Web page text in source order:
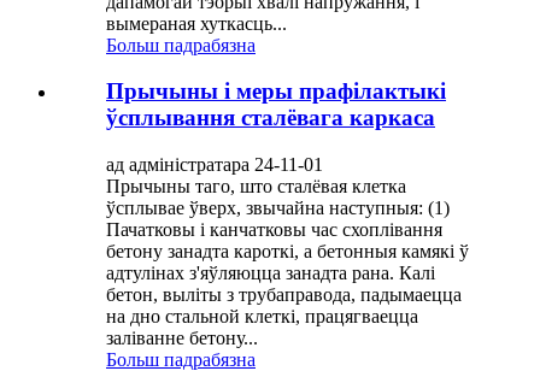
вымераная хуткасць...
Больш падрабязна
Прычыны і меры прафілактыкі
ўсплывання сталёвага каркаса
ад адміністратара 24-11-01
Прычыны таго, што сталёвая клетка
ўсплывае ўверх, звычайна наступныя: (1)
Пачатковы і канчатковы час схоплівання
бетону занадта кароткі, а бетонныя камякі ў
адтулінах з'яўляюцца занадта рана. Калі
бетон, выліты з трубаправода, падымаецца
на дно стальной клеткі, працягваецца
заліванне бетону...
Больш падрабязна